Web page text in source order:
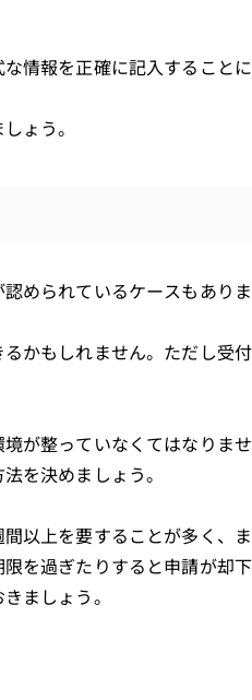
情報を正確に記入することに
ょう。
められているケースもありま
かもしれません。ただし受
が整っていなくてはなりま
を決めましょう。
以上を要することが多く、
を過ぎたりすると申請が却
ましょう。